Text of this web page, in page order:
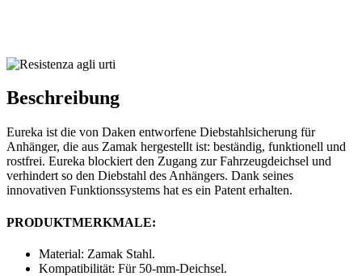
Beschreibung
Eureka ist die von Daken entworfene Diebstahlsicherung für
Anhänger, die aus Zamak hergestellt ist: beständig, funktionell und
rostfrei. Eureka blockiert den Zugang zur Fahrzeugdeichsel und
verhindert so den Diebstahl des Anhängers. Dank seines
innovativen Funktionssystems hat es ein Patent erhalten.
PRODUKTMERKMALE:
Material: Zamak Stahl.
Kompatibilität: Für 50-mm-Deichsel.